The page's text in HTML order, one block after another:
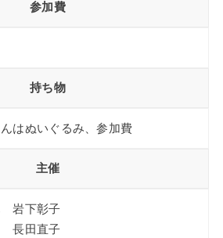
参加費
持ち物
はぬいぐるみ、参加費
主催
岩下彰子
田直子